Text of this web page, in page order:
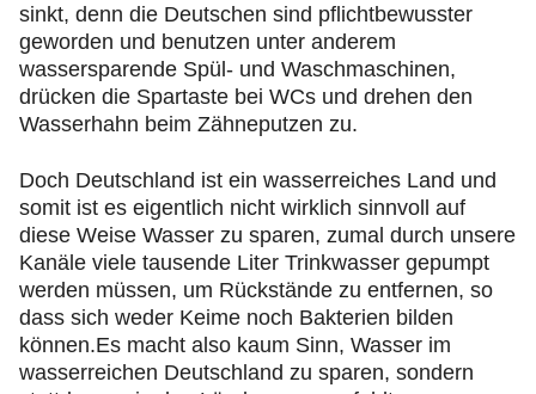
sinkt, denn die Deutschen sind pflichtbewusster
geworden und benutzen unter anderem
wassersparende Spül- und Waschmaschinen,
drücken die Spartaste bei WCs und drehen den
Wasserhahn beim Zähneputzen zu.
Doch Deutschland ist ein wasserreiches Land und
somit ist es eigentlich nicht wirklich sinnvoll auf
diese Weise Wasser zu sparen, zumal durch unsere
Kanäle viele tausende Liter Trinkwasser gepumpt
werden müssen, um Rückstände zu entfernen, so
dass sich weder Keime noch Bakterien bilden
können.Es macht also kaum Sinn, Wasser im
wasserreichen Deutschland zu sparen, sondern